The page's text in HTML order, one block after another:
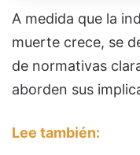
A medida que la
muerte crece, se
de normativas
aborden sus
Lee también: